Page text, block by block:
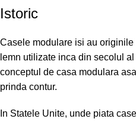
Istoric
Casele modulare isi au
lemn utilizate inca din secolul
conceptul de casa modulara
prinda contur.
In Statele Unite, unde piata